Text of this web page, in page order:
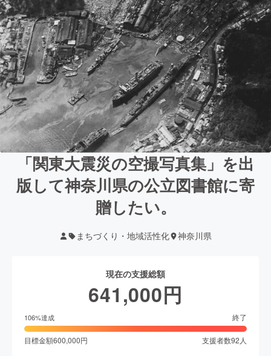
「関東大震災の空撮写真集」を出
版して神奈川県の公立図書館に寄
贈したい。
まちづくり・地域活性化 神奈川県
現在の支援総額
641,000円
106%達成 終了
目標金額600,000円 支援者数92人